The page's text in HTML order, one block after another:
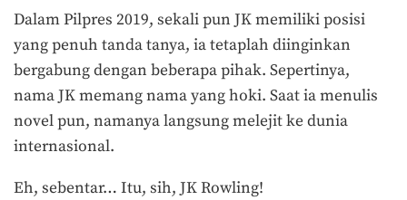
Dalam Pilpres 2019, sekali pun JK memiliki posisi
yang penuh tanda tanya, ia tetaplah diinginkan
bergabung dengan beberapa pihak. Sepertinya,
nama JK memang nama yang hoki. Saat ia menulis
novel pun, namanya langsung melejit ke dunia
internasional.
Eh, sebentar… Itu, sih, JK Rowling!